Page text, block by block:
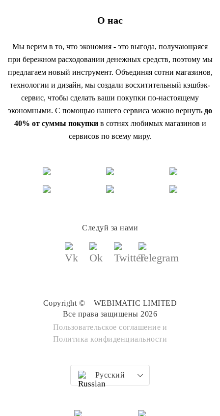
О нас
Мы верим в то, что экономия - это выгода, получающаяся
при бережном расходовании денежных средств, поэтому мы
предлагаем новый инструмент. Объединяя сотни магазинов,
технологии и дизайн, мы создали восхитительный кэшбэк-
сервис, чтобы сделать ваши покупки по-настоящему
экономными. С помощью нашего сервиса можно вернуть до
40% от суммы покупкив сотнях любимых магазинов и
сервисов по всему миру.
Следуй за нами
Copyright © – WEBIMATIC LIMITED
Все права защищены 2026
Пользовательское соглашение и
Политика конфиденциальности
Русский